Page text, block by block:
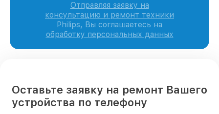
Отправляя заявку на
консультацию и ремонт техники
Philips, Вы соглашаетесь на
обработку персональных данных
Оставьте заявку на ремонт Вашего
устройства по телефону